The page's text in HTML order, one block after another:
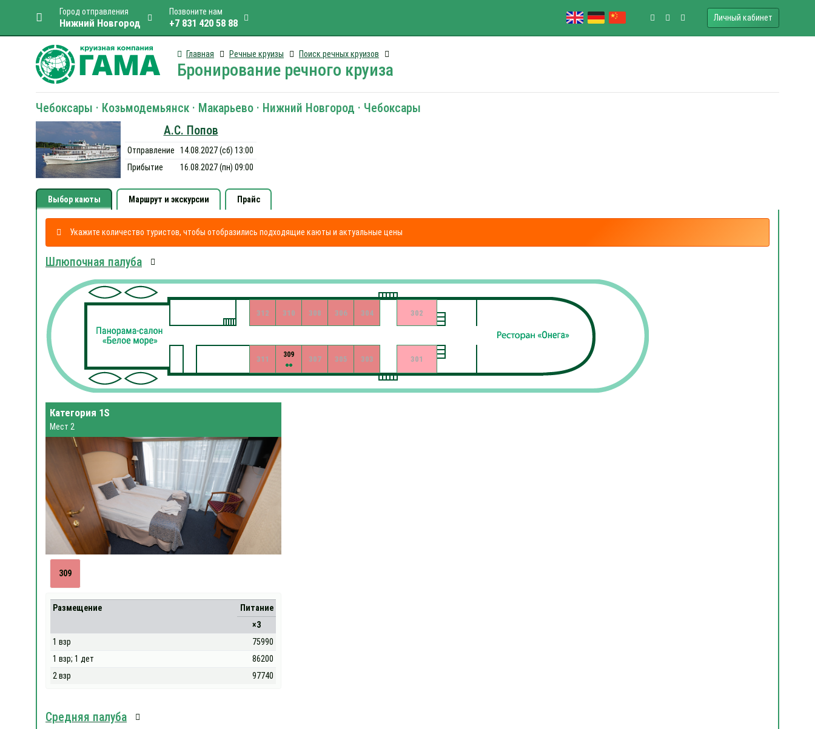
Город отправления
Нижний Новгород
Позвоните нам
+7 831 420 58 88 Личный кабинет
Главная Речные круизы Поиск речных круизов
Бронирование речного круиза
Чебоксары · Козьмодемьянск · Макарьево · Нижний Новгород · Чебоксары
А.С. Попов
Отправление
14.08.2027 (сб) 13:00
Прибытие
16.08.2027 (пн) 09:00
Выбор каюты Маршрут и экскурсии Прайс
Укажите количество туристов, чтобы отобразились подходящие каюты и актуальные цены
Шлюпочная палуба
301
302
303
304
305
306
307
308
309
310
311
312
Категория 1S
Мест 2
309
Размещение
Питание
×3
1 взр
75990
1 взр; 1 дет
86200
2 взр
97740
Средняя палуба